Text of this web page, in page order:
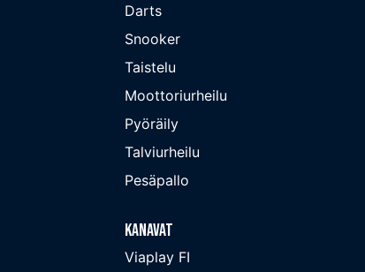
Darts
Snooker
Taistelu
Moottoriurheilu
Pyöräily
Talviurheilu
Pesäpallo
Kanavat
Viaplay FI